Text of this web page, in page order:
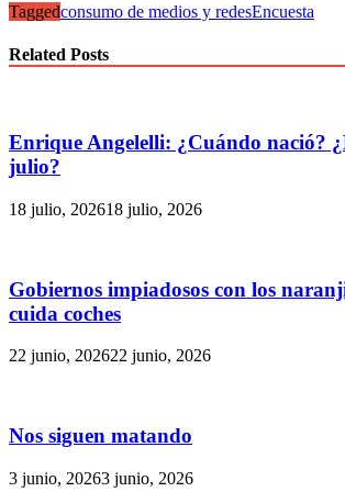
Taggedconsumo de medios y redesEncuesta
Related Posts
Enrique Angelelli: ¿Cuándo nació?
julio?
18 julio, 202618 julio, 2026
Gobiernos impiadosos con los
cuida coches
22 junio, 202622 junio, 2026
Nos siguen matando
3 junio, 20263 junio, 2026